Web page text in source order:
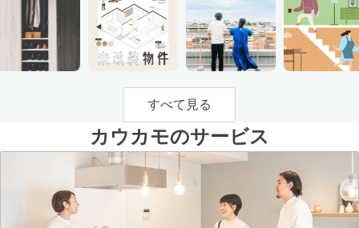
すべて見る
カウカモのサービス